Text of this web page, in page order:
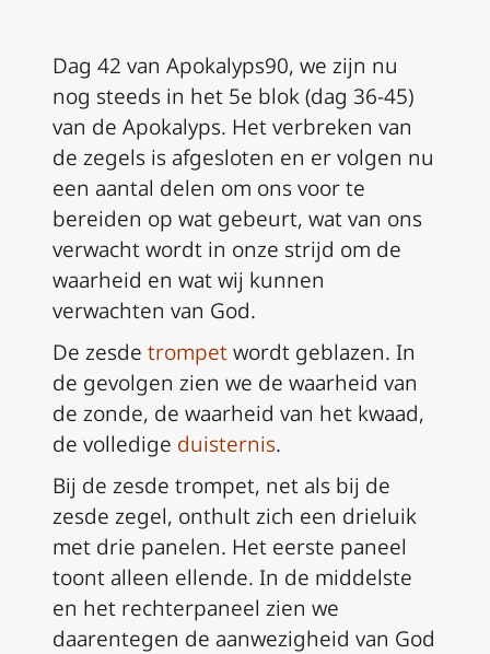
Dag 42 van Apokalyps90, we zijn nu
nog steeds in het 5e blok (dag 36-45)
van de Apokalyps. Het verbreken van
de zegels is afgesloten en er volgen nu
een aantal delen om ons voor te
bereiden op wat gebeurt, wat van ons
verwacht wordt in onze strijd om de
waarheid en wat wij kunnen
verwachten van God.
De zesde trompetwordt geblazen. In
de gevolgen zien we de waarheid van
de zonde, de waarheid van het kwaad,
de volledige duisternis.
Bij de zesde trompet, net als bij de
zesde zegel, onthult zich een drieluik
met drie panelen. Het eerste paneel
toont alleen ellende. In de middelste
en het rechterpaneel zien we
daarentegen de aanwezigheid van God